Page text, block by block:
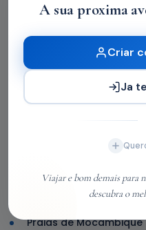
Sine
Ofícios
Praias de Mocambique
A sua proxima
Criar
Ja
Viajar e bom demais para
descubra o